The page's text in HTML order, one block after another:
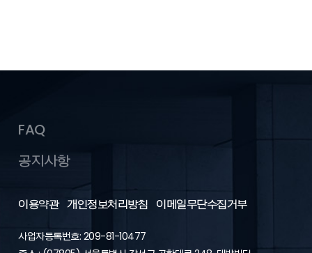
FAQ
공지사항
이용약관 개인정보처리방침 이메일무단수집거부
사업자등록번호: 209-81-10477